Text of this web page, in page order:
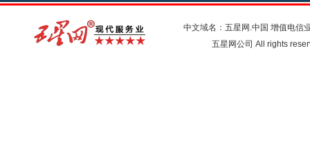
中文域名：五星网.中国 增值电信
五星网公司 All rights